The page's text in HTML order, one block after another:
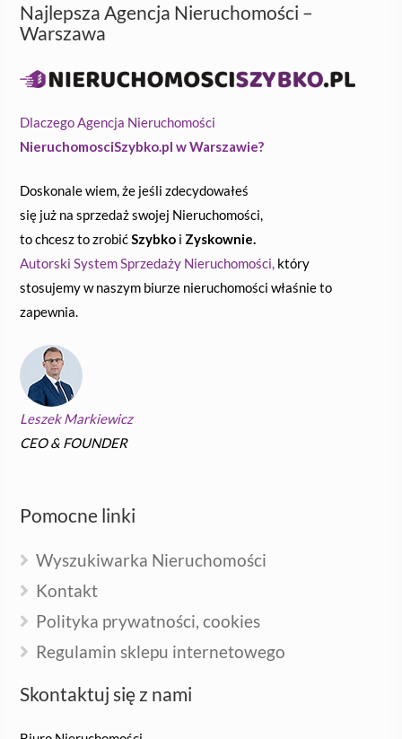
Najlepsza Agencja Nieruchomości –
Warszawa
Dlaczego Agencja Nieruchomości
NieruchomosciSzybko.pl w Warszawie?
Doskonale wiem, że jeśli zdecydowałeś
się już na sprzedaż swojej Nieruchomości,
to chcesz to zrobićSzybko i Zyskownie.
Autorski System Sprzedaży Nieruchomości, który
stosujemy w naszym biurze nieruchomości właśnie to
zapewnia.
Leszek Markiewicz
CEO & FOUNDER
Pomocne linki
Wyszukiwarka Nieruchomości
Kontakt
Polityka prywatności, cookies
Regulamin sklepu internetowego
Skontaktuj się z nami